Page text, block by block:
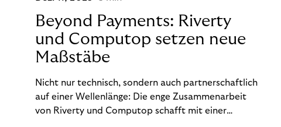
Beyond Payments: Riverty
und Computop setzen neue
Maßstäbe
Nicht nur technisch, sondern auch partnerschaftlich
auf einer Wellenlänge: Die enge Zusammenarbeit
von Riverty und Computop schafft mit einer